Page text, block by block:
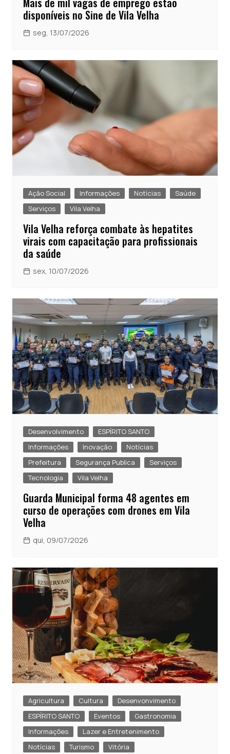
disponíveis no Sine de Vila Velha
seg, 13/07/2026
Ação Social Informações Notícias
Saúde
Serviços
Vila Velha
Vila Velha reforça combate às hepatites
virais com capacitação para profissionais
da saúde
sex, 10/07/2026
Desenvolvimento
ESPÍRITO SANTO
Informações
Inovação
Notícias
Prefeitura
Segurança Publica
Serviços
Tecnologia
Vila Velha
Guarda Municipal forma 48 agentes em
curso de operações com drones em Vila
Velha
qui, 09/07/2026
Agricultura Cultura
Desenvonvimento
ESPÍRITO SANTO
Eventos
Gastronomia
Informações
Lazer e Entretenimento
Notícias
Turismo Vitória